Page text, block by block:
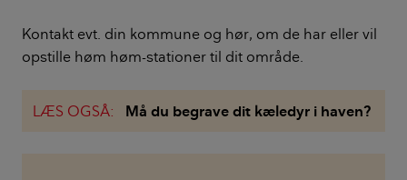
Kontakt evt. din kommune og hør, om de har eller vil
opstille høm høm-stationer til dit område.
LÆS OGSÅ: Må du begrave dit kæledyr i haven?